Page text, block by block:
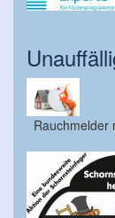
Rauchmelder